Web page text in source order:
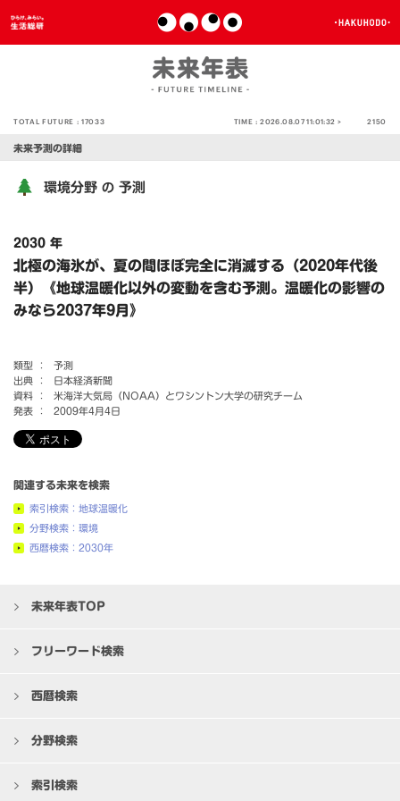
TOTAL FUTURE :17033 TIME :2026.08.07 11:01:32 > 2150
未来予測の詳細
環境分野 の 予測
2030 年
北極の海氷が、夏の間ほぼ完全に消滅する（2020年代後
半）《地球温暖化以外の変動を含む予測。温暖化の影響の
みなら2037年9月》
類型 ：
予測
出典 ：
日本経済新聞
資料 ：
米海洋大気局（NOAA）とワシントン大学の研究チーム
発表 ：
2009年4月4日
関連する未来を検索
索引検索：地球温暖化
分野検索：環境
西暦検索：2030年
未来年表TOP
フリーワード検索
西暦検索
分野検索
索引検索